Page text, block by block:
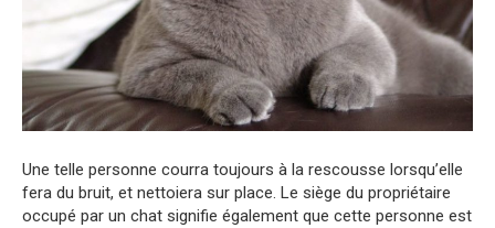
Une telle personne courra toujours à la rescousse lorsqu’elle
fera du bruit, et nettoiera sur place. Le siège du propriétaire
occupé par un chat signifie également que cette personne est